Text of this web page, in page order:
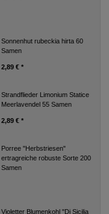
Sonnenhut rubeckia hirta 60
Samen
2,89 € *
Strandflieder Limonium Statice
Meerlavendel 55 Samen
2,89 € *
Porree "Herbstriesen"
ertragreiche robuste Sorte 200
Samen
Violetter Blumenkohl "Di Sicilia